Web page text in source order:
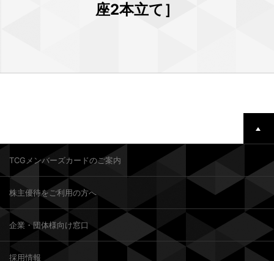
座2本立て］
TCGメンバーズカードのご案内
株主優待をご利用の方へ
企業・団体様向け窓口
採用情報